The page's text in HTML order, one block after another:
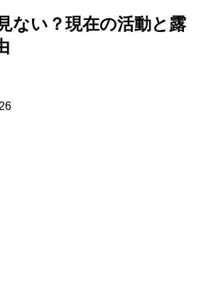
ない？現在の活動と露